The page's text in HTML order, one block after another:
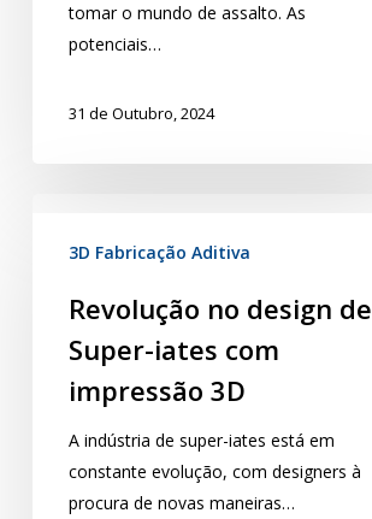
tomar o mundo de assalto. As
potenciais…
31 de Outubro, 2024
3D Fabricação Aditiva
Revolução no design de
Super-iates com
impressão 3D
A indústria de super-iates está em
constante evolução, com designers à
procura de novas maneiras…